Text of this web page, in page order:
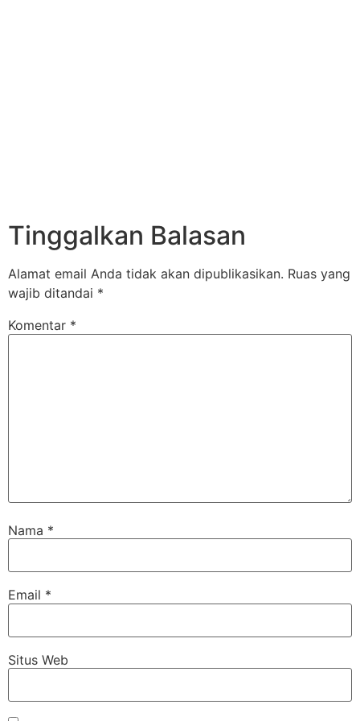
Tinggalkan Balasan
Alamat email Anda tidak akan dipublikasikan. Ruas yang
wajib ditandai *
Komentar *
Nama *
Email *
Situs Web